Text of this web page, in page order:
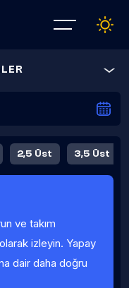
2,5 Üst 3,5 Üst
ve takım
izleyin. Yapay
dair daha doğru